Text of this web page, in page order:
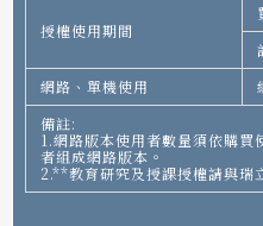
授權使用期間
網路、單機使用
備註:
1.網路版本使用者數量須依購買
者組成網路版本。
2.**教育研究及授課授權請與瑞